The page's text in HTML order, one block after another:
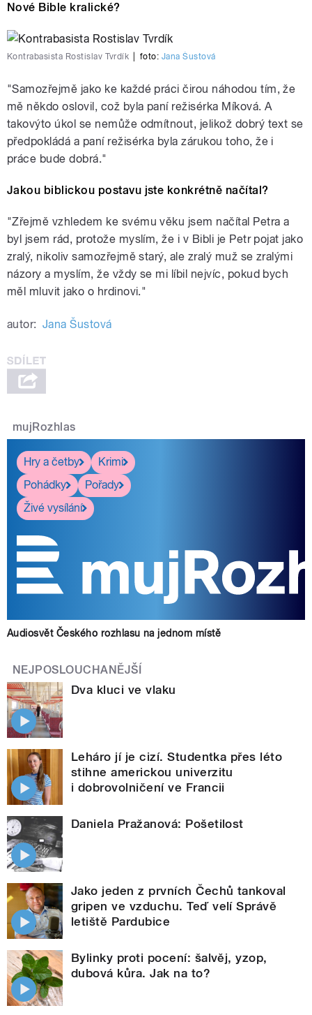
Nové Bible kralické?
Kontrabasista Rostislav Tvrdík foto: Jana Šustová
"Samozřejmě jako ke každé práci čirou náhodou tím, že
mě někdo oslovil, což byla paní režisérka Míková. A
takovýto úkol se nemůže odmítnout, jelikož dobrý text se
předpokládá a paní režisérka byla zárukou toho, že i
práce bude dobrá."
Jakou biblickou postavu jste konkrétně načítal?
"Zřejmě vzhledem ke svému věku jsem načítal Petra a
byl jsem rád, protože myslím, že i v Bibli je Petr pojat jako
zralý, nikoliv samozřejmě starý, ale zralý muž se zralými
názory a myslím, že vždy se mi líbil nejvíc, pokud bych
měl mluvit jako o hrdinovi."
autor: Jana Šustová
mujRozhlas
Hry a četby
Krimi
Pohádky
Pořady
Živé vysílání
Audiosvět Českého rozhlasu na jednom místě
NEJPOSLOUCHANĚJŠÍ
Dva kluci ve vlaku
Leháro jí je cizí. Studentka přes léto
stihne americkou univerzitu
i dobrovolničení ve Francii
Daniela Pražanová: Pošetilost
Jako jeden z prvních Čechů tankoval
gripen ve vzduchu. Teď velí Správě
letiště Pardubice
Bylinky proti pocení: šalvěj, yzop,
dubová kůra. Jak na to?